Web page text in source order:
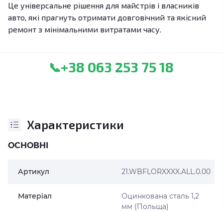
Це універсальне рішення для майстрів і власників
авто, які прагнуть отримати довговічний та якісний
ремонт з мінімальними витратами часу.
📞+38 063 253 75 18
Характеристики
ОСНОВНІ
Артикул 21.WBFLORXXXX.ALL.0.00
Матеріал
Оцинкована сталь 1,2
мм (Польща)